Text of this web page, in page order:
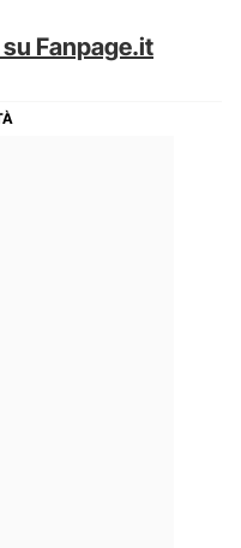
Fanpage.it